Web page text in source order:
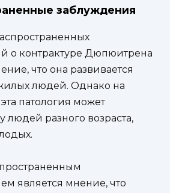
заблуждения
о контрактуре Дюпюитрена
что она развивается
людей. Однако на
патология может
людей разного возраста,
является мнение, что